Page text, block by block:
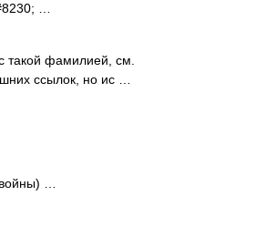
…
такой фамилией, см.
ссылок, но ис …
…